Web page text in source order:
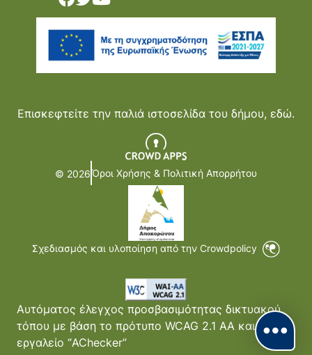
Επισκεφτείτε την παλιά ιστοσελίδα του δήμου, εδώ.
© 2026Όροι Χρήσης & Πολιτική Απορρήτου
Σχεδιασμός και υλοποίηση από την Crowdpolicy
Αυτόματος έλεγχος προσβασιμότητας δικτυακού
τόπου με βάση το πρότυπο WCAG 2.1 AA και με το
εργαλείο “AChecker”